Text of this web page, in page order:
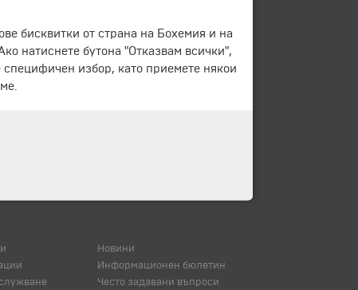
Новини
Информационен бюлетин
Често задавани въпроси
бисквитки от страна на Бохемия и на
Ако натиснете бутона "Отказвам всички",
избор, като приемете някои